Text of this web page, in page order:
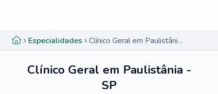
Especialidades Clínico Geral em Paulistânia - SP
Clínico Geral em Paulistânia -
SP